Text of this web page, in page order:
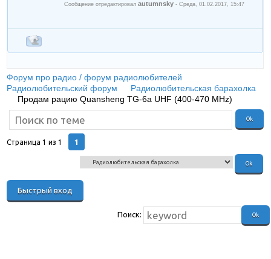
Сообщение отредактировалautumnsky -Среда, 01.02.2017, 15:47
Форум про радио / форум радиолюбителей
Радиолюбительский форум
Радиолюбительская барахолка
Продам рацию Quansheng TG-6a UHF (400-470 MHz)
Страница1 из1 1
Поиск: